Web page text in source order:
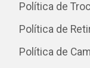
Política de
Política de
Política de